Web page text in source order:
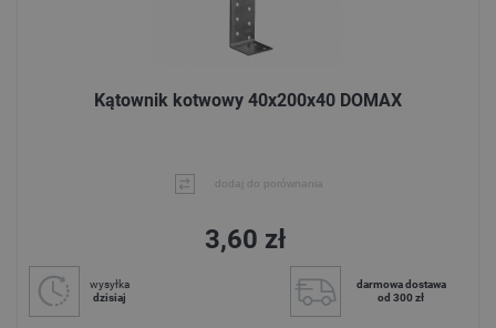
Kątownik kotwowy 40x200x40 DOMAX
dodaj do porównania
3,60 zł
wysyłka
dzisiaj
darmowa dostawa
od 300 zł